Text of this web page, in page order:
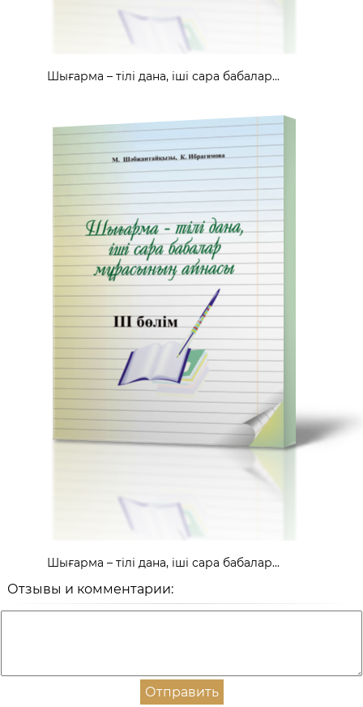
Шығарма – тілі дана, іші сара бабалар...
Шығарма – тілі дана, іші сара бабалар...
Отзывы и комментарии:
Отправить